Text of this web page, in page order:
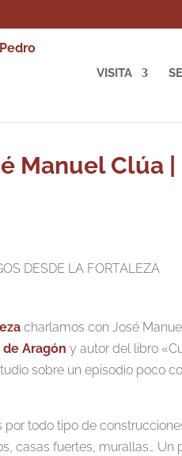
VISITA
Manuel Clúa |
charlamos con José
Aragón y autor del libro
sobre un episodio poco
por todo tipo de
casas fuertes, murallas…